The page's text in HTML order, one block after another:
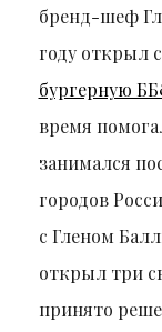
бренд-шеф
году открыл
бургерную
время
занимался
городов
с Гленом
открыл три
принято